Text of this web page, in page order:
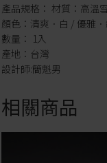
產品規格： 材質：高溫
顏色：清爽．白 / 優雅
數量： 1入
產地：台灣
設計師:簡魁男
相關商品